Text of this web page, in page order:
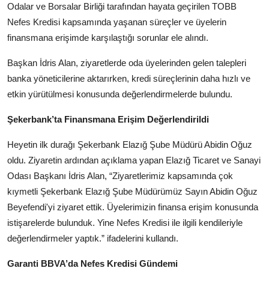
Odalar ve Borsalar Birliği tarafından hayata geçirilen TOBB
Nefes Kredisi kapsamında yaşanan süreçler ve üyelerin
finansmana erişimde karşılaştığı sorunlar ele alındı.
Başkan İdris Alan, ziyaretlerde oda üyelerinden gelen talepleri
banka yöneticilerine aktarırken, kredi süreçlerinin daha hızlı ve
etkin yürütülmesi konusunda değerlendirmelerde bulundu.
Şekerbank’ta Finansmana Erişim Değerlendirildi
Heyetin ilk durağı Şekerbank Elazığ Şube Müdürü Abidin Oğuz
oldu. Ziyaretin ardından açıklama yapan Elazığ Ticaret ve Sanayi
Odası Başkanı İdris Alan, “Ziyaretlerimiz kapsamında çok
kıymetli Şekerbank Elazığ Şube Müdürümüz Sayın Abidin Oğuz
Beyefendi'yi ziyaret ettik. Üyelerimizin finansa erişim konusunda
istişarelerde bulunduk. Yine Nefes Kredisi ile ilgili kendileriyle
değerlendirmeler yaptık.” ifadelerini kullandı.
Garanti BBVA’da Nefes Kredisi Gündemi